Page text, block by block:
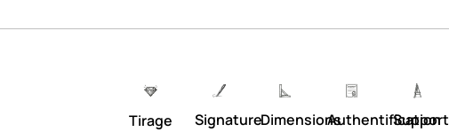
Tirage SignatureDimensionsAuthentification
Support